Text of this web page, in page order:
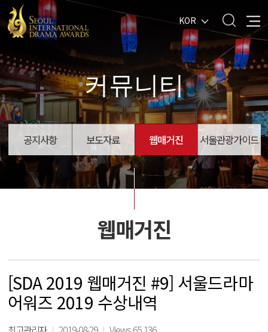
KOR
커뮤니티
공지사항 보도자료 웹매거진 서울관광가이드
웹매거진
[SDA 2019 웹매거진 #9] 서울드라마
어워즈 2019 수상내역